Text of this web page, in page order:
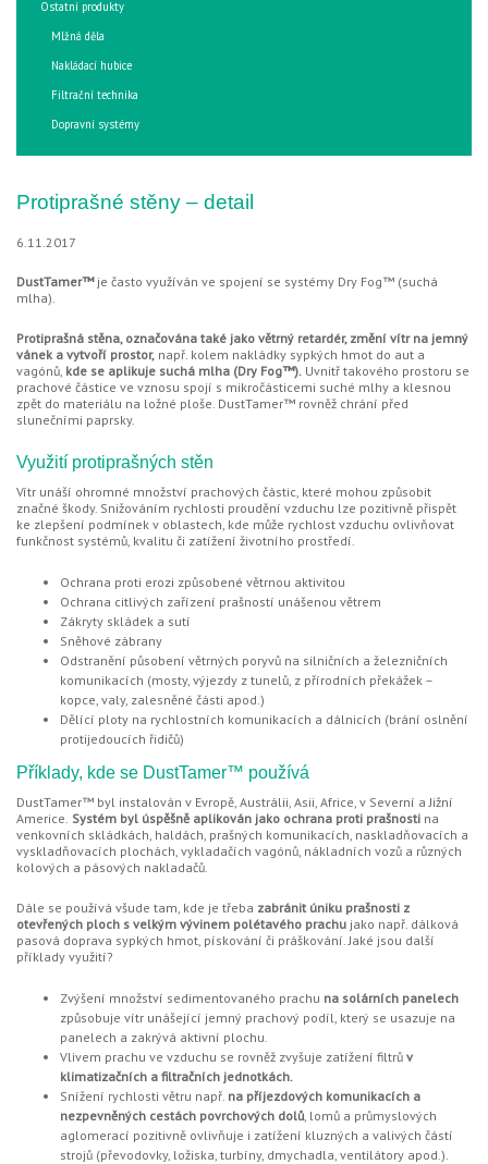
Ostatní produkty
Mlžná děla
Nakládací hubice
Filtrační technika
Dopravní systémy
Protiprašné stěny – detail
6.11.2017
DustTamer™je často využíván ve spojení se systémy Dry Fog™ (suchá
mlha).
Protiprašná stěna, označována také jako větrný retardér, změní vítr na jemný
vánek a vytvoří prostor, např. kolem nakládky sypkých hmot do aut a
vagónů, kde se aplikuje suchá mlha (Dry Fog™). Uvnitř takového prostoru se
prachové částice ve vznosu spojí s mikročásticemi suché mlhy a klesnou
zpět do materiálu na ložné ploše. DustTamer™ rovněž chrání před
slunečními paprsky.
Využití protiprašných stěn
Vítr unáší ohromné množství prachových částic, které mohou způsobit
značné škody. Snižováním rychlosti proudění vzduchu lze pozitivně přispět
ke zlepšení podmínek v oblastech, kde může rychlost vzduchu ovlivňovat
funkčnost systémů, kvalitu či zatížení životního prostředí.
Ochrana proti erozi způsobené větrnou aktivitou
Ochrana citlivých zařízení prašností unášenou větrem
Zákryty skládek a sutí
Sněhové zábrany
Odstranění působení větrných poryvů na silničních a železničních
komunikacích (mosty, výjezdy z tunelů, z přírodních překážek –
kopce, valy, zalesněné části apod.)
Dělící ploty na rychlostních komunikacích a dálnicích (brání oslnění
protijedoucích řidičů)
Příklady, kde se DustTamer™ používá
DustTamer™ byl instalován v Evropě, Austrálii, Asii, Africe, v Severní a Jižní
Americe. Systém byl úspěšně aplikován jako ochrana proti prašnosti na
venkovních skládkách, haldách, prašných komunikacích, naskladňovacích a
vyskladňovacích plochách, vykladačích vagónů, nákladních vozů a různých
kolových a pásových nakladačů.
Dále se používá všude tam, kde je třeba zabránit úniku prašnosti z
otevřených ploch s velkým vývinem polétavého prachu jako např. dálková
pasová doprava sypkých hmot, pískování či práškování. Jaké jsou další
příklady využití?
Zvýšení množství sedimentovaného prachu na solárních panelech
způsobuje vítr unášející jemný prachový podíl, který se usazuje na
panelech a zakrývá aktivní plochu.
Vlivem prachu ve vzduchu se rovněž zvyšuje zatížení filtrů v
klimatizačních a filtračních jednotkách.
Snížení rychlosti větru např. na příjezdových komunikacích a
nezpevněných cestách povrchových dolů , lomů a průmyslových
aglomerací pozitivně ovlivňuje i zatížení kluzných a valivých částí
strojů (převodovky, ložiska, turbíny, dmychadla, ventilátory apod.).